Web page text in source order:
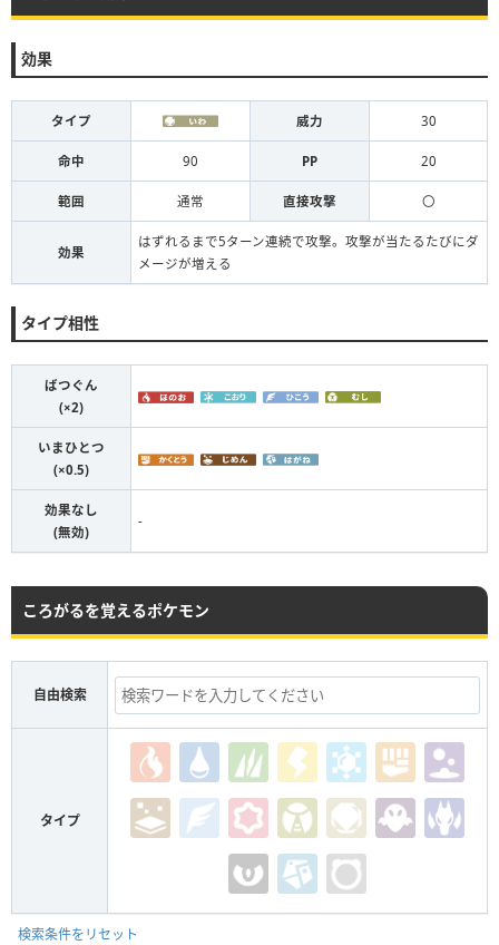
効果
タイプ 威力 30
命中 90 PP 20
範囲 通常 直接攻撃 〇
効果
はずれるまで5ターン連続で攻撃。攻撃が当たるたびにダ
メージが増える
タイプ相性
ばつぐん
(×2)
いまひとつ
(×0.5)
効果なし
(無効)
-
ころがるを覚えるポケモン
自由検索
タイプ
検索条件をリセット